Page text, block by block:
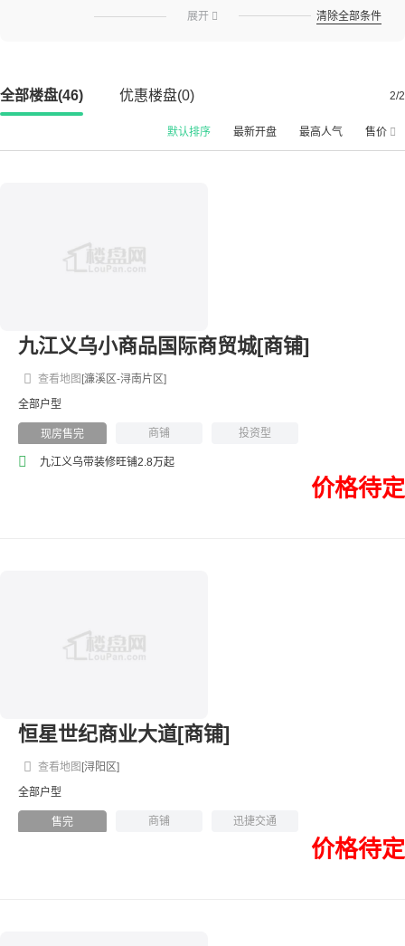
展开  清除全部条件
全部楼盘(46) 优惠楼盘(0) 2/2
默认排序 最新开盘 最高人气 售价
九江义乌小商品国际商贸城[商铺]
[濂溪区-浔南片区]
查看地图
全部户型
现房售完 商铺 投资型
九江义乌带装修旺铺2.8万起
价格待定
恒星世纪商业大道[商铺]
[浔阳区]
查看地图
全部户型
售完 商铺 迅捷交通
价格待定